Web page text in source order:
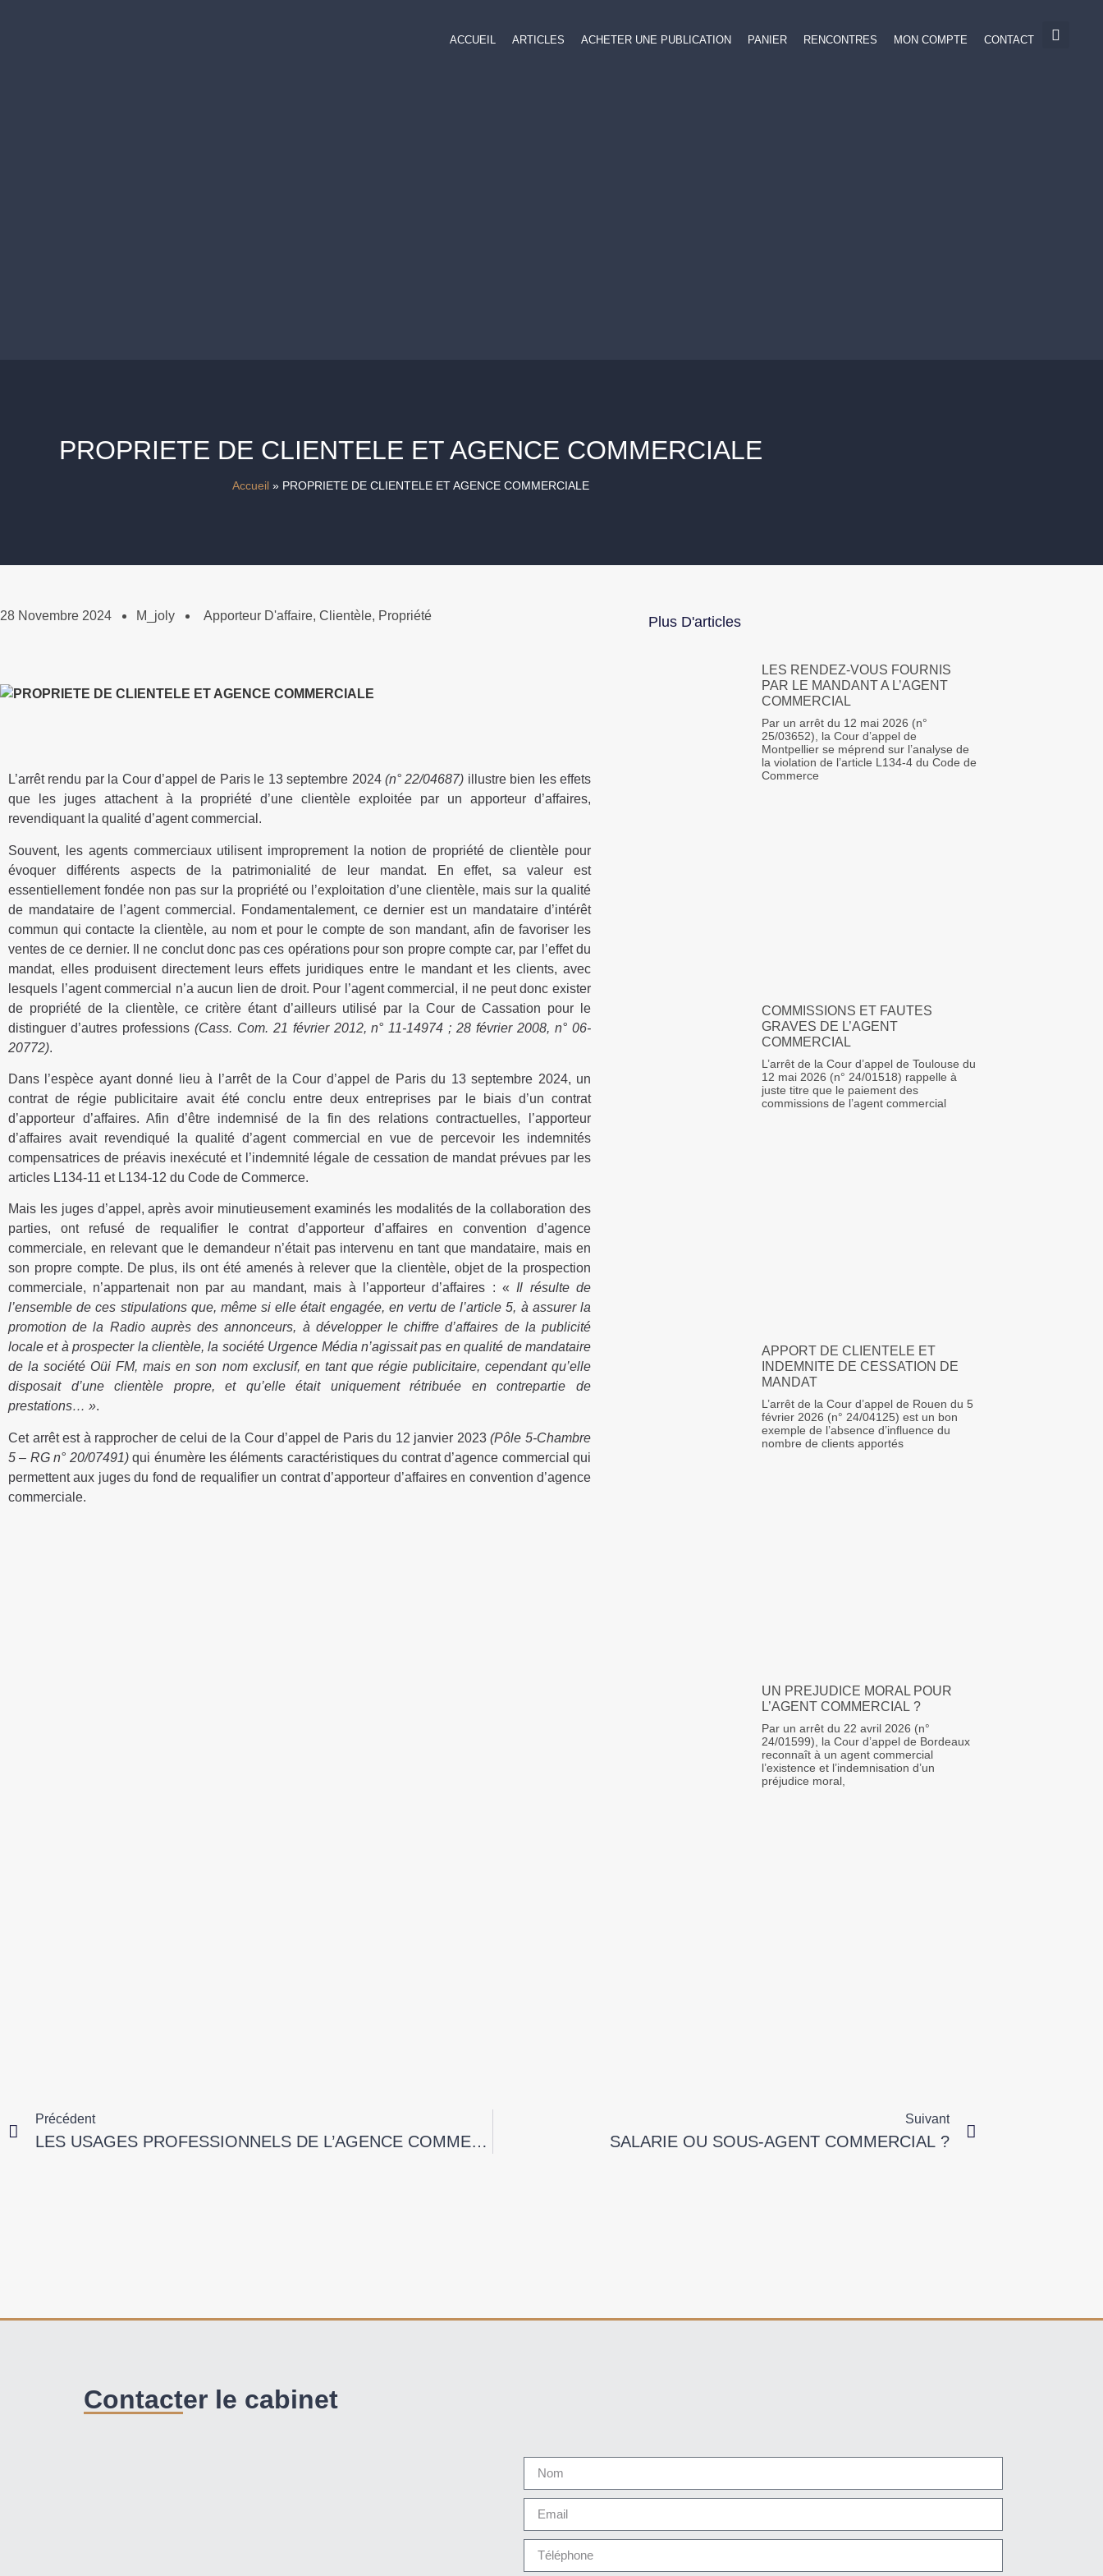
ACCUEIL ARTICLES ACHETER UNE PUBLICATION PANIER RENCONTRES MON COMPTE CONTACT
PROPRIETE DE CLIENTELE ET AGENCE COMMERCIALE
Accueil » PROPRIETE DE CLIENTELE ET AGENCE COMMERCIALE
28 Novembre 2024 M_joly Apporteur D'affaire, Clientèle, Propriété
L’arrêt rendu par la Cour d’appel de Paris le 13 septembre 2024 (n° 22/04687) illustre bien les effets
que les juges attachent à la propriété d’une clientèle exploitée par un apporteur d’affaires,
revendiquant la qualité d’agent commercial.
Souvent, les agents commerciaux utilisent improprement la notion de propriété de clientèle pour
évoquer différents aspects de la patrimonialité de leur mandat. En effet, sa valeur est
essentiellement fondée non pas sur la propriété ou l’exploitation d’une clientèle, mais sur la qualité
de mandataire de l’agent commercial. Fondamentalement, ce dernier est un mandataire d’intérêt
commun qui contacte la clientèle, au nom et pour le compte de son mandant, afin de favoriser les
ventes de ce dernier. Il ne conclut donc pas ces opérations pour son propre compte car, par l’effet du
mandat, elles produisent directement leurs effets juridiques entre le mandant et les clients, avec
lesquels l’agent commercial n’a aucun lien de droit. Pour l’agent commercial, il ne peut donc exister
de propriété de la clientèle, ce critère étant d’ailleurs utilisé par la Cour de Cassation pour le
distinguer d’autres professions (Cass. Com. 21 février 2012, n° 11-14974 ; 28 février 2008, n° 06-
20772).
Dans l’espèce ayant donné lieu à l’arrêt de la Cour d’appel de Paris du 13 septembre 2024, un
contrat de régie publicitaire avait été conclu entre deux entreprises par le biais d’un contrat
d’apporteur d’affaires. Afin d’être indemnisé de la fin des relations contractuelles, l’apporteur
d’affaires avait revendiqué la qualité d’agent commercial en vue de percevoir les indemnités
compensatrices de préavis inexécuté et l’indemnité légale de cessation de mandat prévues par les
articles L134-11 et L134-12 du Code de Commerce.
Mais les juges d’appel, après avoir minutieusement examinés les modalités de la collaboration des
parties, ont refusé de requalifier le contrat d’apporteur d’affaires en convention d’agence
commerciale, en relevant que le demandeur n’était pas intervenu en tant que mandataire, mais en
son propre compte. De plus, ils ont été amenés à relever que la clientèle, objet de la prospection
commerciale, n’appartenait non par au mandant, mais à l’apporteur d’affaires : « Il résulte de
l’ensemble de ces stipulations que, même si elle était engagée, en vertu de l’article 5, à assurer la
promotion de la Radio auprès des annonceurs, à développer le chiffre d’affaires de la publicité
locale et à prospecter la clientèle, la société Urgence Média n’agissait pas en qualité de mandataire
de la société Oüi FM, mais en son nom exclusif, en tant que régie publicitaire, cependant qu’elle
disposait d’une clientèle propre, et qu’elle était uniquement rétribuée en contrepartie de
prestations… ».
Cet arrêt est à rapprocher de celui de la Cour d’appel de Paris du 12 janvier 2023(Pôle 5-Chambre
5 – RG n° 20/07491)qui énumère les éléments caractéristiques du contrat d’agence commercial qui
permettent aux juges du fond de requalifier un contrat d’apporteur d’affaires en convention d’agence
commerciale.
Plus D'articles
LES RENDEZ-VOUS FOURNIS
PAR LE MANDANT A L’AGENT
COMMERCIAL
Par un arrêt du 12 mai 2026 (n°
25/03652), la Cour d’appel de
Montpellier se méprend sur l’analyse de
la violation de l’article L134-4 du Code de
Commerce
COMMISSIONS ET FAUTES
GRAVES DE L’AGENT
COMMERCIAL
L’arrêt de la Cour d’appel de Toulouse du
12 mai 2026 (n° 24/01518) rappelle à
juste titre que le paiement des
commissions de l’agent commercial
APPORT DE CLIENTELE ET
INDEMNITE DE CESSATION DE
MANDAT
L’arrêt de la Cour d’appel de Rouen du 5
février 2026 (n° 24/04125) est un bon
exemple de l’absence d’influence du
nombre de clients apportés
UN PREJUDICE MORAL POUR
L’AGENT COMMERCIAL ?
Par un arrêt du 22 avril 2026 (n°
24/01599), la Cour d’appel de Bordeaux
reconnaît à un agent commercial
l’existence et l’indemnisation d’un
préjudice moral,
Précédent
LES USAGES PROFESSIONNELS DE L’AGENCE COMMERCIALE
Suivant
SALARIE OU SOUS-AGENT COMMERCIAL ?
Contacter le cabinet